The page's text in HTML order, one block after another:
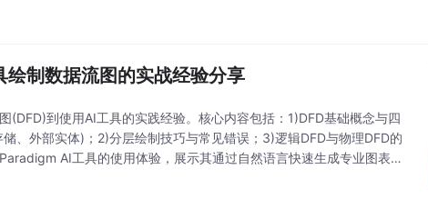
制数据流图的实战经验分享
(DFD)到使用AI工具的实践经验。核心内容包括：1)DFD基础概念与四
、外部实体)；2)分层绘制技巧与常见错误；3)逻辑DFD与物理DFD的
AI工具的使用体验，展示其通过自然语言快速生成专业图表的